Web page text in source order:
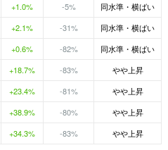
+1.0% -5% 同水準・横ばい
+2.1% -31% 同水準・横ばい
+0.6% -82% 同水準・横ばい
+18.7% -83% やや上昇
+23.4% -81% やや上昇
+38.9% -80% やや上昇
+34.3% -83% やや上昇